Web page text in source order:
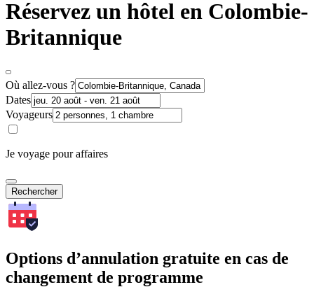
Réservez un hôtel en Colombie-
Britannique
Où allez-vous ?
Dates
Voyageurs
Je voyage pour affaires
Rechercher
Options d’annulation gratuite en cas de
changement de programme